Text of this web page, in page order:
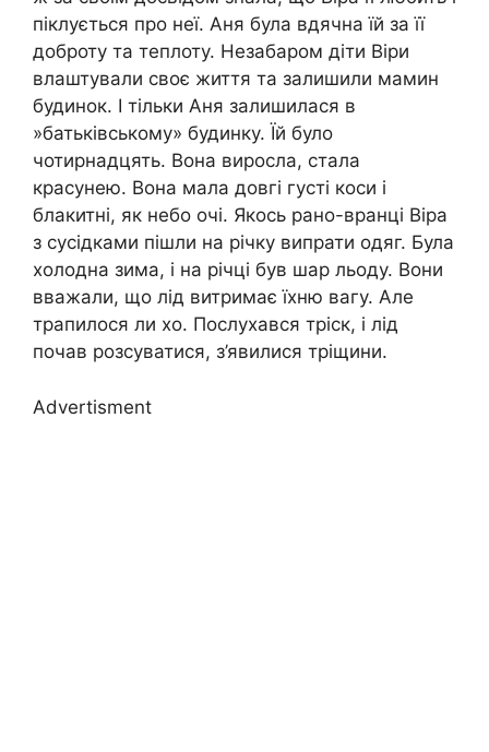
піклується про неї. Аня була вдячна їй за її
доброту та теплоту. Незабаром діти Віри
влаштували своє життя та залишили мамин
будинок. І тільки Аня залишилася в
»батьківському» будинку. Їй було
чотирнадцять. Вона виросла, стала
красунею. Вона мала довгі густі коси і
блакитні, як небо очі. Якось рано-вранці Віра
з сусідками пішли на річку випрати одяг. Була
холодна зима, і на річці був шар льоду. Вони
вважали, що лід витримає їхню вагу. Але
трапилося ли хо. Послухався тріск, і лід
почав розсуватися, з’явилися тріщини.
Advertisment